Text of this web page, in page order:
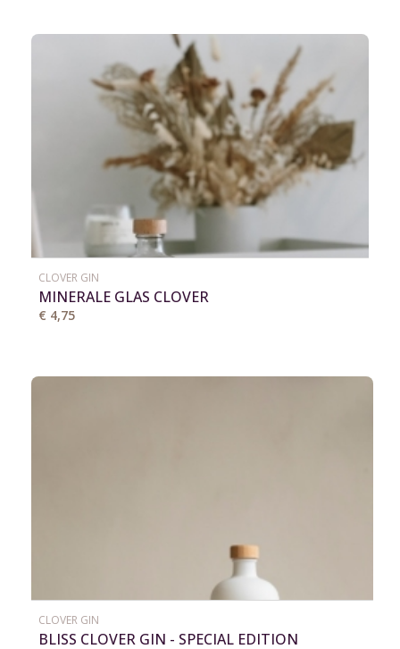
CLOVER GIN
MINERALE GLAS CLOVER
€ 4,75
CLOVER GIN
BLISS CLOVER GIN - SPECIAL EDITION